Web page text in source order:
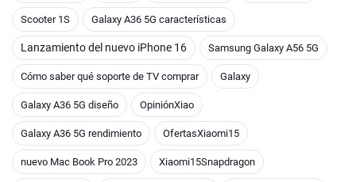
Scooter 1S Galaxy A36 5G características
Lanzamiento del nuevo iPhone 16 Samsung Galaxy A56 5G
Cómo saber qué soporte de TV comprar Galaxy
Galaxy A36 5G diseño OpiniónXiao
Galaxy A36 5G rendimiento OfertasXiaomi15
nuevo Mac Book Pro 2023 Xiaomi15Snapdragon